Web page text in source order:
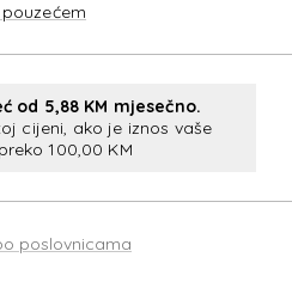
od 5,88 KM mjesečno.
cijeni, ako je iznos vaše
100,00 KM
poslovnicama